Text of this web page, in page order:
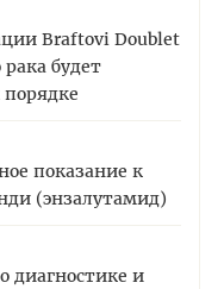
Braftovi Doublet
будет
показание к
(энзалутамид)
диагностике и